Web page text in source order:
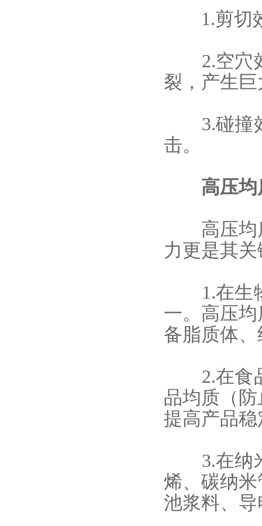
1.剪切效
2.空穴效
裂，产生
3.碰撞效
击。
高压均
高压均质
力更是其
1.在生
一。高压
备脂质体
2.在食
品均质（
提高产品
3.在纳
烯、碳纳
池浆料、